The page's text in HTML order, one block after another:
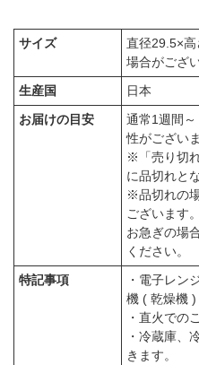
サイズ
直径29.5×
場合がござ
生産国
日本
お届けの目安
通常1週間
性がござい
※「売り切
に品切れと
※品切れの
ございます
お急ぎの場
ください。
特記事項
・電子レン
機 ( 乾燥機 )
・直火での
・冷蔵庫、
きます。